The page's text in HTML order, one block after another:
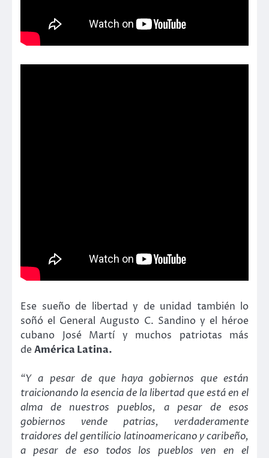
Ese sueño de libertad y de unidad también lo
soñó el General Augusto C. Sandino y el héroe
cubano José Martí y muchos patriotas más
deAmérica Latina.
“Y a pesar de que haya gobiernos que están
traicionando la esencia de la libertad que está en el
alma de nuestros pueblos, a pesar de esos
gobiernos vende patrias, verdaderamente
traidores del gentilicio latinoamericano y caribeño,
a pesar de eso todos los pueblos ven en el